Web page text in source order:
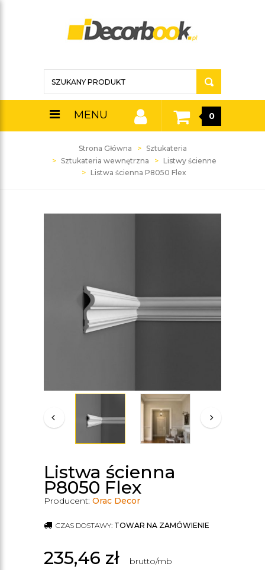
MENU 0
Strona Główna
Sztukateria
Sztukateria wewnętrzna
Listwy ścienne
Listwa ścienna P8050 Flex
Listwa ścienna
P8050 Flex
Producent: Orac Decor
CZAS DOSTAWY: TOWAR NA ZAMÓWIENIE
235,46 zł
brutto/mb